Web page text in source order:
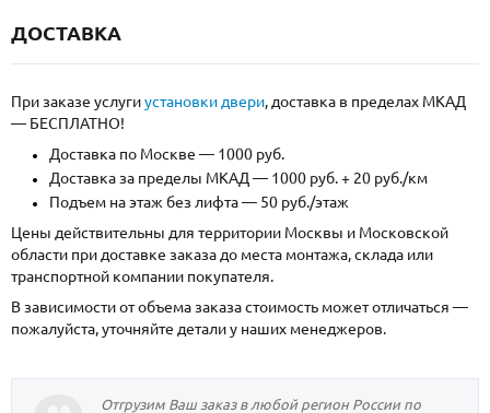
ДОСТАВКА
При заказе услугиустановки двери, доставка в пределах МКАД
— БЕСПЛАТНО!
Доставка по Москве — 1000 руб.
Доставка за пределы МКАД — 1000 руб. + 20 руб./км
Подъем на этаж без лифта — 50 руб./этаж
Цены действительны для территории Москвы и Московской
области при доставке заказа до места монтажа, склада или
транспортной компании покупателя.
В зависимости от объема заказа стоимость может отличаться —
пожалуйста, уточняйте детали у наших менеджеров.
Отгрузим Ваш заказ в любой регион России по